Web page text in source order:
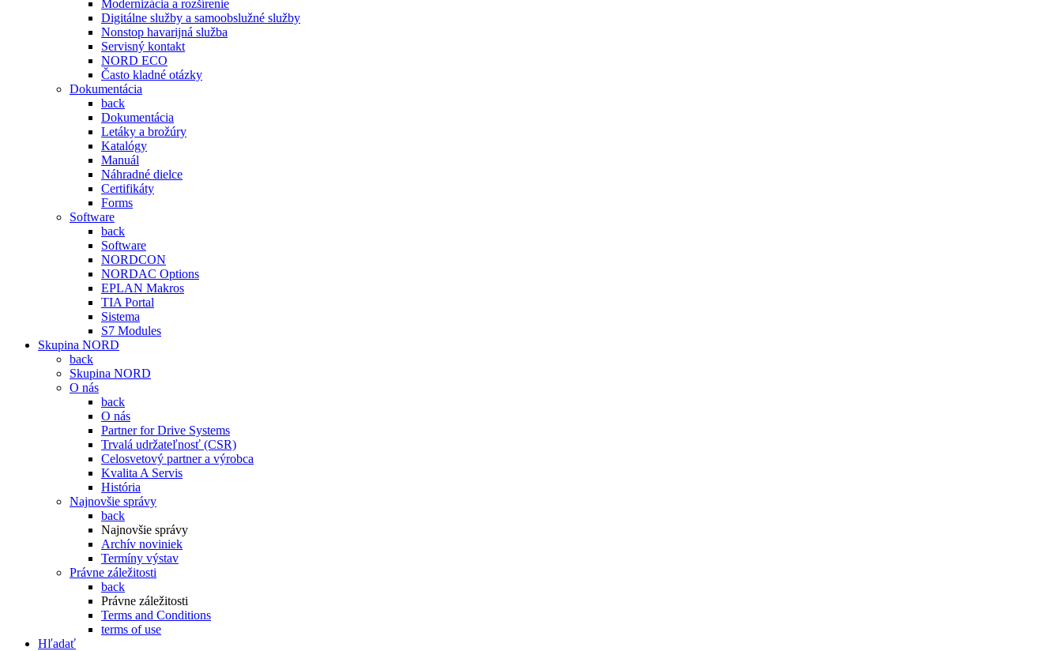
Modernizácia a rozšírenie
Digitálne služby a samoobslužné služby
Nonstop havarijná služba
Servisný kontakt
NORD ECO
Často kladné otázky
Dokumentácia
back
Dokumentácia
Letáky a brožúry
Katalógy
Manuál
Náhradné dielce
Certifikáty
Forms
Software
back
Software
NORDCON
NORDAC Options
EPLAN Makros
TIA Portal
Sistema
S7 Modules
Skupina NORD
back
Skupina NORD
O nás
back
O nás
Partner for Drive Systems
Trvalá udržateľnosť (CSR)
Celosvetový partner a výrobca
Kvalita A Servis
História
Najnovšie správy
back
Najnovšie správy
Archív noviniek
Termíny výstav
Právne záležitosti
back
Právne záležitosti
Terms and Conditions
terms of use
Hľadať